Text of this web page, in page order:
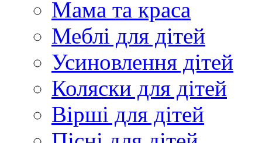
Мама та краса
Меблі для дітей
Усиновлення дітей
Коляски для дітей
Вірші для дітей